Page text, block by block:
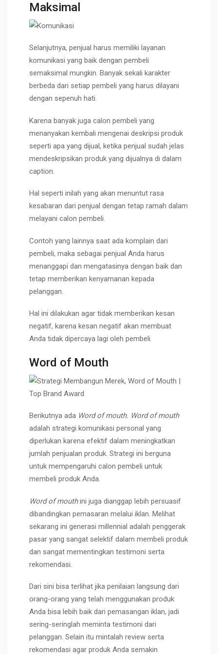
Maksimal
Selanjutnya, penjual harus memiliki layanan
komunikasi yang baik dengan pembeli
semaksimal mungkin. Banyak sekali karakter
berbeda dari setiap pembeli yang harus dilayani
dengan sepenuh hati.
Karena banyak juga calon pembeli yang
menanyakan kembali mengenai deskripsi produk
seperti apa yang dijual, ketika penjual sudah jelas
mendeskripsikan produk yang dijualnya di dalam
caption.
Hal seperti inilah yang akan menuntut rasa
kesabaran dari penjual dengan tetap ramah dalam
melayani calon pembeli.
Contoh yang lainnya saat ada komplain dari
pembeli, maka sebagai penjual Anda harus
menanggapi dan mengatasinya dengan baik dan
tetap memberikan kenyamanan kepada
pelanggan.
Hal ini dilakukan agar tidak memberikan kesan
negatif, karena kesan negatif akan membuat
Anda tidak dipercaya lagi oleh pembeli.
Word of Mouth
Berikutnya ada Word of mouth. Word of mouth
adalah strategi komunikasi personal yang
diperlukan karena efektif dalam meningkatkan
jumlah penjualan produk. Strategi ini berguna
untuk mempengaruhi calon pembeli untuk
membeli produk Anda.
Word of mouthini juga dianggap lebih persuasif
dibandingkan pemasaran melalui iklan. Melihat
sekarang ini generasi millennial adalah penggerak
pasar yang sangat selektif dalam membeli produk
dan sangat mementingkan testimoni serta
rekomendasi.
Dari sini bisa terlihat jika penilaian langsung dari
orang-orang yang telah menggunakan produk
Anda bisa lebih baik dari pemasangan iklan, jadi
sering-seringlah meminta testimoni dari
pelanggan. Selain itu mintalah review serta
rekomendasi agar produk Anda semakin